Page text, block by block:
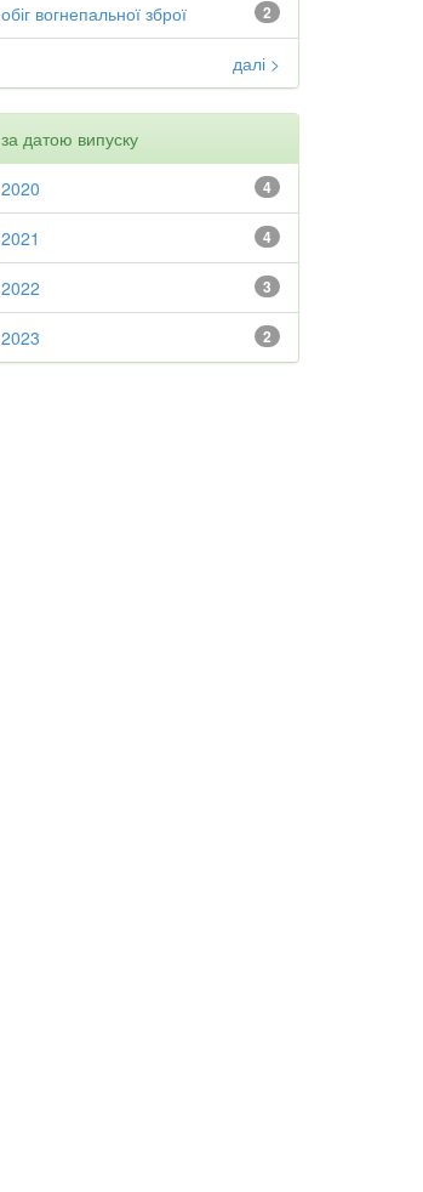
2
обіг вогнепальної зброї
далі >
за датою випуску
4
2020
4
2021
3
2022
2
2023